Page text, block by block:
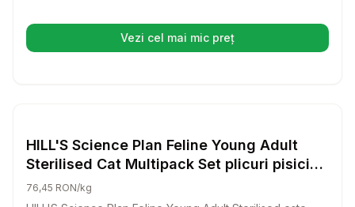
Vezi cel mai mic preț(se deschide într-o filă nouă)
Hrana Umeda Pisici
HILL'S Science Plan Feline Young Adult
Sterilised Cat Multipack Set plicuri pisici
tinere, sterilizate, cu pui, cu pastrav, cu
ton, cu somon 12x85 g
76,45 RON/kg